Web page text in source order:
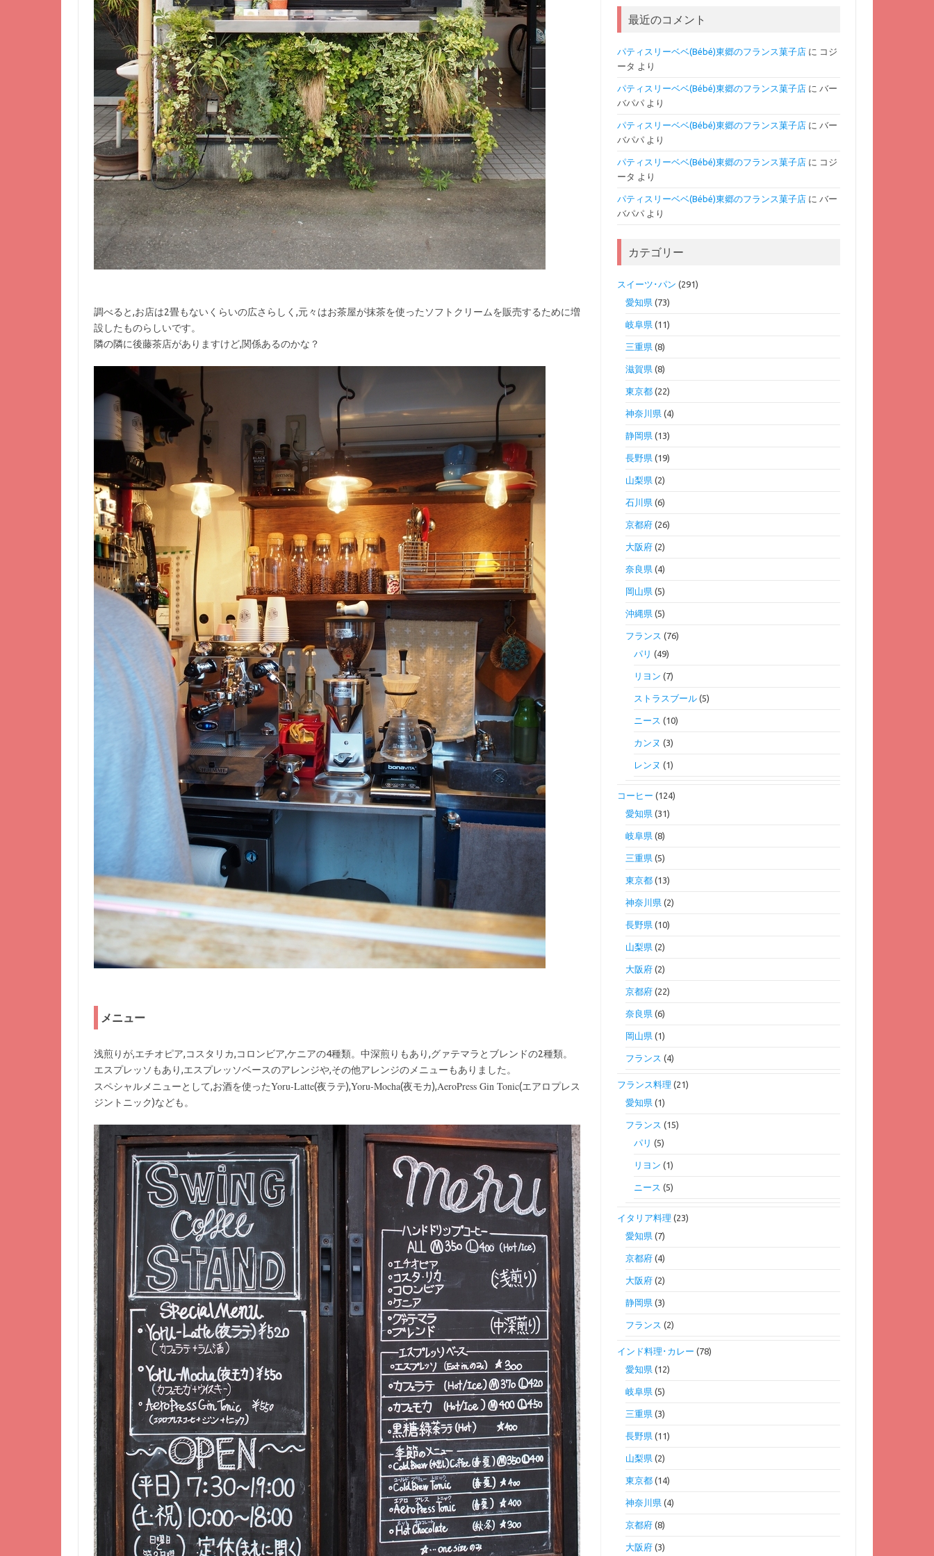
調べると,お店は2畳もないくらいの広さらしく,元々はお茶屋が抹茶を使ったソフトクリームを販売するために増
設したものらしいです。
隣の隣に後藤茶店がありますけど,関係あるのかな？
メニュー
浅煎りが,エチオピア,コスタリカ,コロンビア,ケニアの4種類。中深煎りもあり,グァテマラとブレンドの2種類。
エスプレッソもあり,エスプレッソベースのアレンジや,その他アレンジのメニューもありました。
スペシャルメニューとして,お酒を使ったYoru-Latte(夜ラテ),Yoru-Mocha(夜モカ),AeroPress Gin Tonic(エアロプレス
ジントニック)なども。
最近のコメント
パティスリーベベ(Bébé)東郷のフランス菓子店に コジ
ータ より
パティスリーベベ(Bébé)東郷のフランス菓子店に バー
バパパより
パティスリーベベ(Bébé)東郷のフランス菓子店に バー
バパパより
パティスリーベベ(Bébé)東郷のフランス菓子店に コジ
ータ より
パティスリーベベ(Bébé)東郷のフランス菓子店に バー
バパパより
カテゴリー
スイーツ･パン (291)
愛知県(73)
岐阜県(11)
三重県(8)
滋賀県(8)
東京都(22)
神奈川県(4)
静岡県(13)
長野県(19)
山梨県(2)
石川県(6)
京都府(26)
大阪府(2)
奈良県(4)
岡山県(5)
沖縄県(5)
フランス (76)
パリ (49)
リヨン (7)
ストラスブール(5)
ニース (10)
カンヌ (3)
レンヌ (1)
コーヒー (124)
愛知県(31)
岐阜県(8)
三重県(5)
東京都(13)
神奈川県(2)
長野県(10)
山梨県(2)
大阪府(2)
京都府(22)
奈良県(6)
岡山県(1)
フランス (4)
フランス料理 (21)
愛知県(1)
フランス (15)
パリ (5)
リヨン (1)
ニース (5)
イタリア料理 (23)
愛知県(7)
京都府(4)
大阪府(2)
静岡県(3)
フランス (2)
インド料理･カレー (78)
愛知県(12)
岐阜県(5)
三重県(3)
長野県(11)
山梨県(2)
東京都(14)
神奈川県(4)
京都府(8)
大阪府(3)